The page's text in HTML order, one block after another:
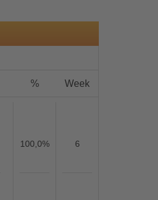
% Week
100,0% 6